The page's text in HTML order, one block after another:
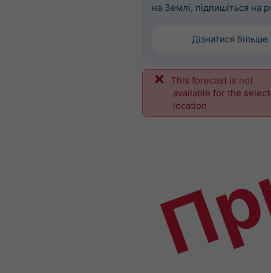
на Землі, підпишіться на
Дізнатися більше
This forecast is not
available for the
location